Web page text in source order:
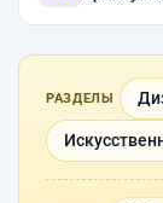
РАЗДЕЛЫ